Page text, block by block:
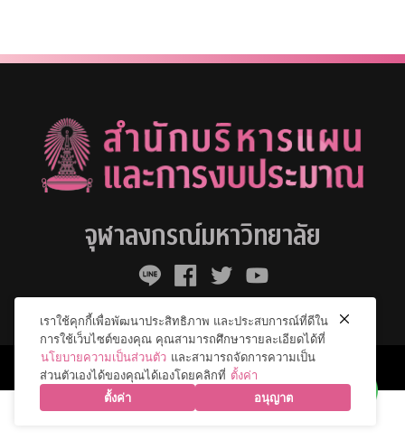
จุฬาลงกรณ์มหาวิทยาลัย
© 2026 จุฬาลงกรณ์มหาวิทยาลัย. All Rights Reserved.
เราใช้คุกกี้เพื่อพัฒนาประสิทธิภาพ และประสบการณ์ที่ดีใน
การใช้เว็บไซต์ของคุณ คุณสามารถศึกษารายละเอียดได้ที่
นโยบายความเป็นส่วนตัว และสามารถจัดการความเป็น
ส่วนตัวเองได้ของคุณได้เองโดยคลิกที่ ตั้งค่า
ตั้งค่า
อนุญาต